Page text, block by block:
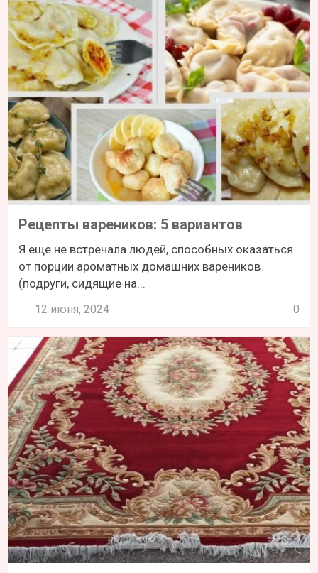
Рецепты вареников: 5 вариантов
Я еще не встречала людей, способных оказаться
от порции ароматных домашних вареников
(подруги, сидящие на...
12 июня, 2024 0